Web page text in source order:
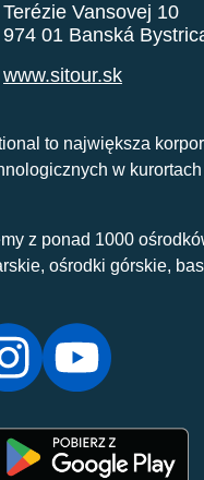
Terézie Vansovej 10
974 01 Banská
www.sitour.sk
to największa
w
z ponad 1000
ośrodki górskie,